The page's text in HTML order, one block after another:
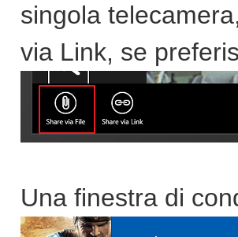
singola
via Link, se
Una finestra di